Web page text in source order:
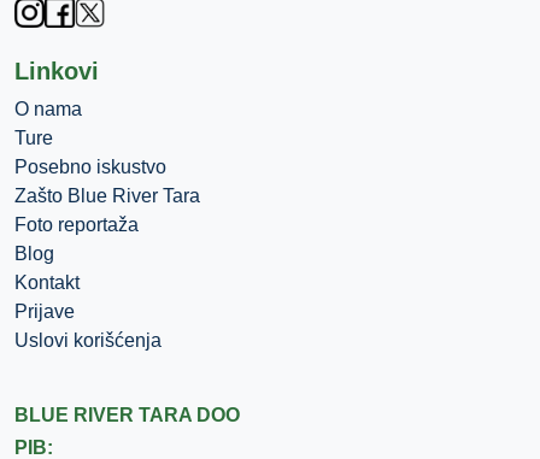
Linkovi
O nama
Ture
Posebno iskustvo
Zašto Blue River Tara
Foto reportaža
Blog
Kontakt
Prijave
Uslovi korišćenja
BLUE RIVER TARA DOO
PIB: